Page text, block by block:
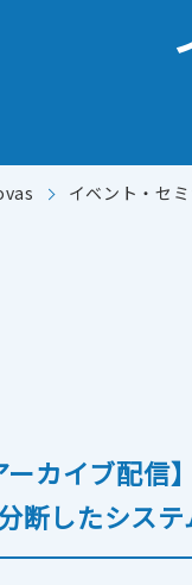
イベント・セ
ーカイブ配
断したシス